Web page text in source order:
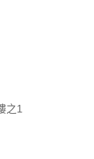
保護政策，本
送商業性資料
能隨時停止接
料。
之1